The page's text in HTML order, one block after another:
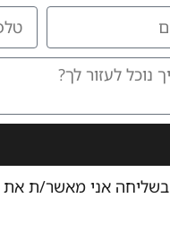
בשליחה אני מאשר/ת את